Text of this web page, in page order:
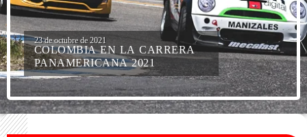
23 de octubre de 2021
COLOMBIA EN LA CARRERA
PANAMERICANA 2021